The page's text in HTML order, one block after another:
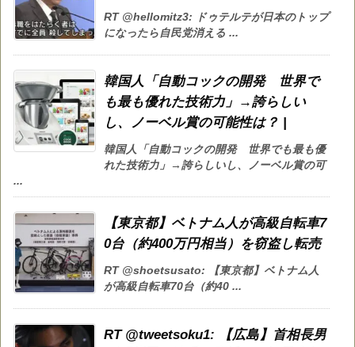
RT @hellomitz3: ドゥテルテが日本のトップ
になったら自民党消える ...
韓国人「自動コックの開発 世界で
も最も優れた技術力」→誇らしい
し、ノーベル賞の可能性は？ |
韓国人「自動コックの開発 世界でも最も優
れた技術力」→誇らしいし、ノーベル賞の可
...
【東京都】ベトナム人が高級自転車7
0台（約400万円相当）を窃盗し転売
RT @shoetsusato: 【東京都】ベトナム人
が高級自転車70台（約40 ...
RT @tweetsoku1: 【広島】首相長男